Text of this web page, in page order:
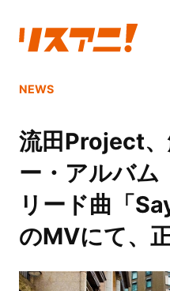
NEWS
流田Project
ー・アルバム
リード曲「
のMVにて、